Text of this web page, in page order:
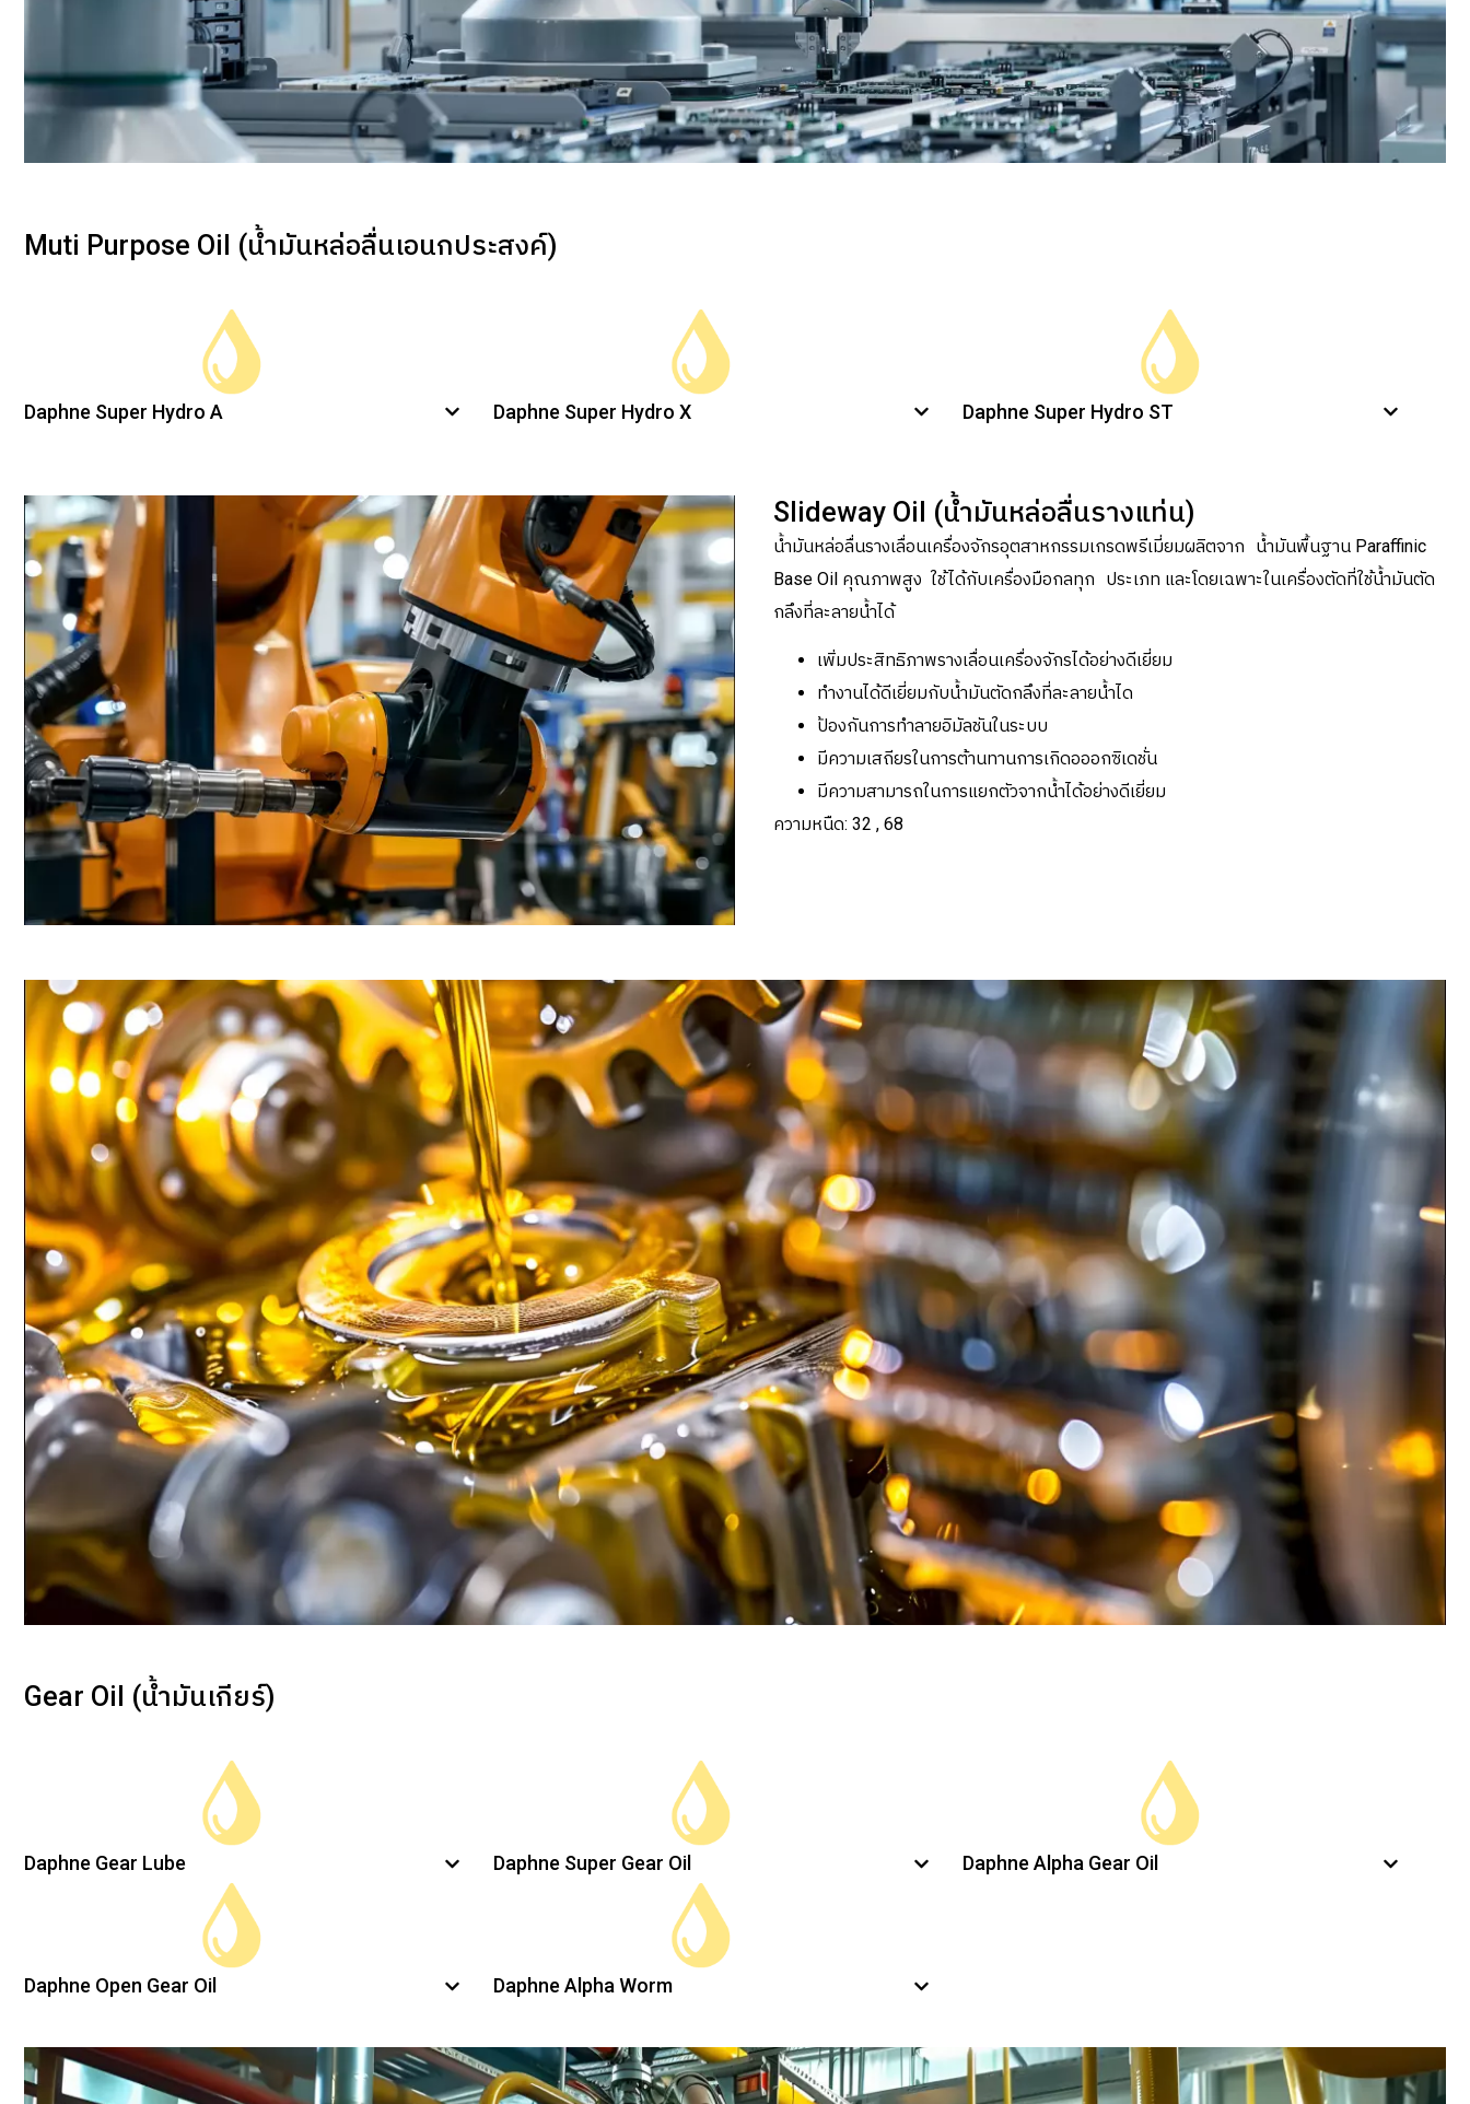
Muti Purpose Oil (น้ำมันหล่อลื่นเอนกประสงค์)
Daphne Super Hydro A Daphne Super Hydro X Daphne Super Hydro ST
Slideway Oil (น้ำมันหล่อลื่นรางแท่น)
น้ำมันหล่อลื่นรางเลื่อนเครื่องจักรอุตสาหกรรมเกรดพรีเมี่ยมผลิตจาก น้ำมันพื้นฐาน Paraffinic
Base Oil คุณภาพสูง ใช้ได้กับเครื่องมือกลทุก ประเภท และโดยเฉพาะในเครื่องตัดที่ใช้น้ำมันตัด
กลึงที่ละลายน้ำได้
เพิ่มประสิทธิภาพรางเลื่อนเครื่องจักรได้อย่างดีเยี่ยม
ทำงานได้ดีเยี่ยมกับน้ำมันตัดกลึงที่ละลายน้ำได
ป้องกันการทำลายอิมัลชันในระบบ
มีความเสถียรในการต้านทานการเกิดอออกซิเดชั่น
มีความสามารถในการแยกตัวจากน้ำได้อย่างดีเยี่ยม
ความหนืด: 32 , 68
Gear Oil (น้ำมันเกียร์)
Daphne Gear Lube Daphne Super Gear Oil Daphne Alpha Gear Oil
Daphne Open Gear Oil Daphne Alpha Worm